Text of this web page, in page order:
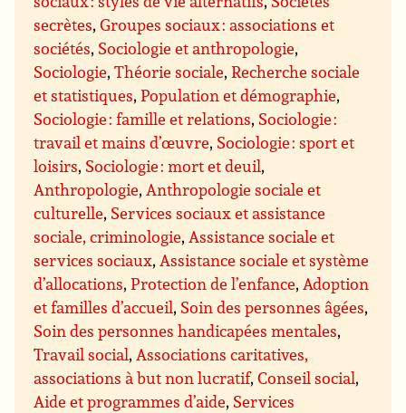
secrètes,Groupes sociaux : associations et
sociétés, Sociologie et anthropologie,
Sociologie,Théorie sociale,Recherche sociale
et statistiques,Population et démographie,
Sociologie : famille et relations, Sociologie :
travail et mains d’œuvre, Sociologie : sport et
loisirs, Sociologie : mort et deuil,
Anthropologie,Anthropologie sociale et
culturelle, Services sociaux et assistance
sociale, criminologie,Assistance sociale et
services sociaux,Assistance sociale et système
d’allocations,Protection de l’enfance,Adoption
et familles d’accueil, Soin des personnes âgées,
Soin des personnes handicapées mentales,
Travail social,Associations caritatives,
associations à but non lucratif,Conseil social,
Aide et programmes d’aide, Services